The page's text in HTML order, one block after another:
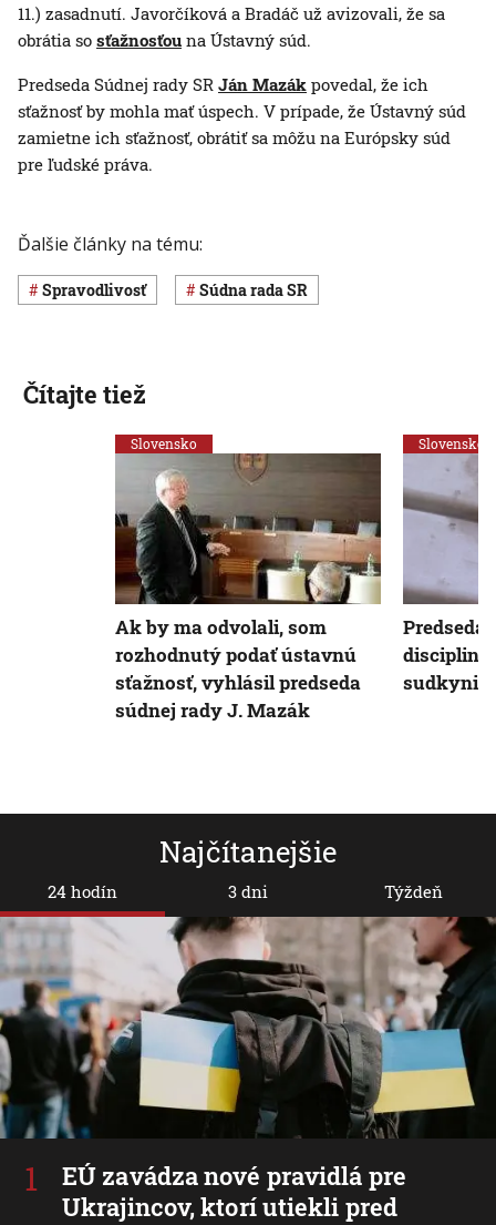
11.) zasadnutí. Javorčíková a Bradáč už avizovali, že sa
obrátia so sťažnosťou na Ústavný súd.
Predseda Súdnej rady SR Ján Mazák povedal, že ich
sťažnosť by mohla mať úspech. V prípade, že Ústavný súd
zamietne ich sťažnosť, obrátiť sa môžu na Európsky súd
pre ľudské práva.
Ďalšie články na tému:
spravodlivosť Súdna rada SR
Najčítanejšie
24 hodín
EÚ zavádza nové pravidlá pre
Ukrajincov, ktorí utiekli pred
3 dni Týždeň
Čítajte tiež
Slovensko
Ak by ma odvolali, som
rozhodnutý podať ústavnú
sťažnosť, vyhlásil predseda
súdnej rady J. Mazák
Slovensko
Predseda
sudkyni